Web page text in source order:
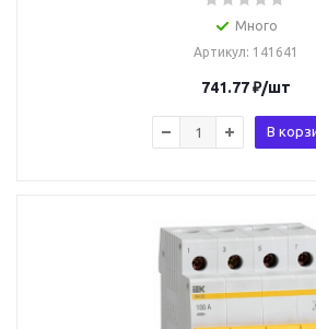
Много
Артикул: 141641
741.77₽/шт
В